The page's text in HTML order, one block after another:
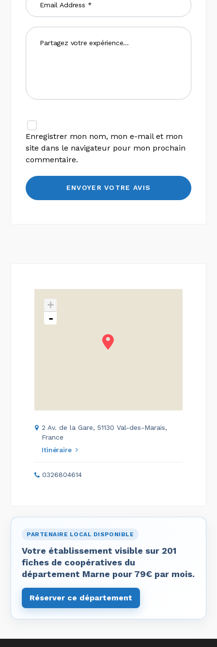
Enregistrer mon nom, mon e-mail et mon
site dans le navigateur pour mon prochain
commentaire.
+
-
2 Av. de la Gare, 51130 Val-des-Marais,
France
Itinéraire
0326804614
PARTENAIRE LOCAL DISPONIBLE
Votre établissement visible sur 201
fiches de coopératives du
département Marne pour 79€ par mois.
Réserver ce département